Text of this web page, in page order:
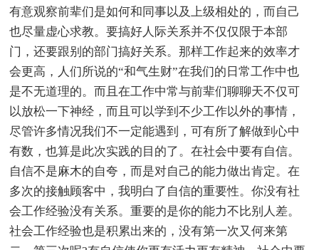
有意观察前辈们是如何和同事以及上级相处的，而自己
也尽量虚心求教。要搞好人际关系并不仅仅限于本部
门，还要跟别的部门搞好关系。那样工作起来的效率才
会更高，人们所说的“和气生财”在我们的日常工作中也
是不无道理的。而且在工作中常与前辈们聊聊天不仅可
以放松一下神经，而且可以学到不少工作以外的事情，
尽管许多情况我们不一定能遇到，可有所了解做到心中
有数，也算是此次实践的目的了。在社会中要有自信。
自信不是麻木的自夸，而是对自己的能力做出肯定。在
多次的接触顾客中，我明白了自信的重要性。你没有社
会工作经验没有关系。重要的是你的能力不比别人差。
社会工作经验也是积累出来的，没有第一次又何来第